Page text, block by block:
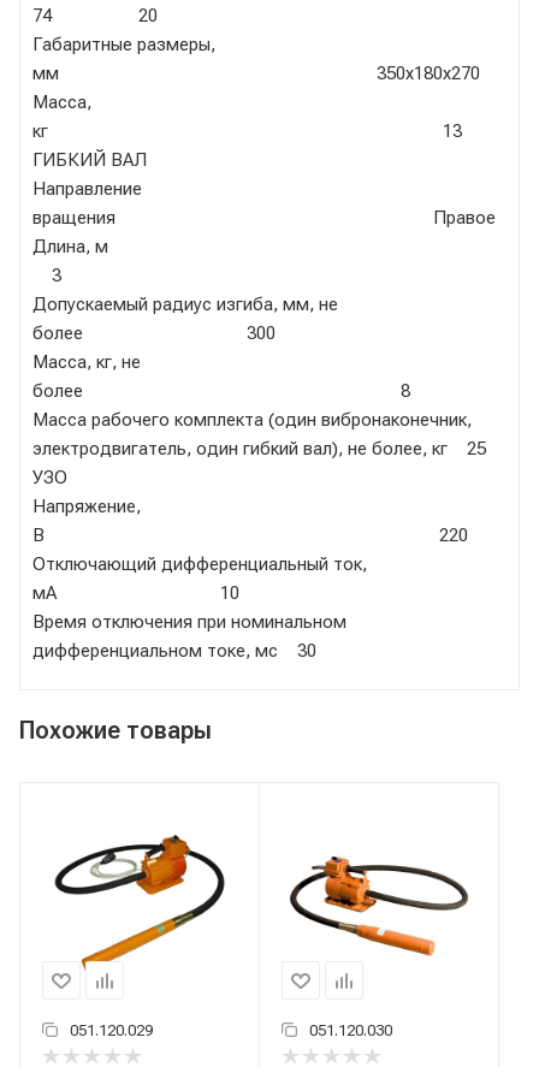
74 20
Габаритные размеры,
мм 350х180х270
Масса,
кг 13
ГИБКИЙ ВАЛ
Направление
вращения Правое
Длина, м
3
Допускаемый радиус изгиба, мм, не
более 300
Масса, кг, не
более 8
Масса рабочего комплекта (один вибронаконечник,
электродвигатель, один гибкий вал), не более, кг 25
УЗО
Напряжение,
В 220
Отключающий дифференциальный ток,
мА 10
Время отключения при номинальном
дифференциальном токе, мс 30
Похожие товары
051.120.029 051.120.030